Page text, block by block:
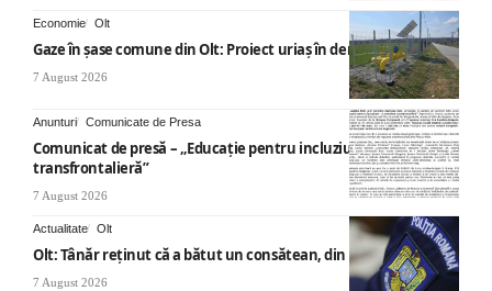
Economie Olt
Gaze în șase comune din Olt: Proiect uriaș în derulare
7 August 2026
Anunturi Comunicate de Presa
Comunicat de presă – „Educație pentru incluziune – O abordare
transfrontalieră”
7 August 2026
Actualitate Olt
Olt: Tânăr reţinut că a bătut un consătean, din cauza muzicii
7 August 2026